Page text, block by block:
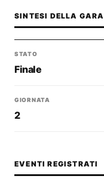
SINTESI DELLA GARA
STATO
Finale
GIORNATA
2
EVENTI REGISTRATI